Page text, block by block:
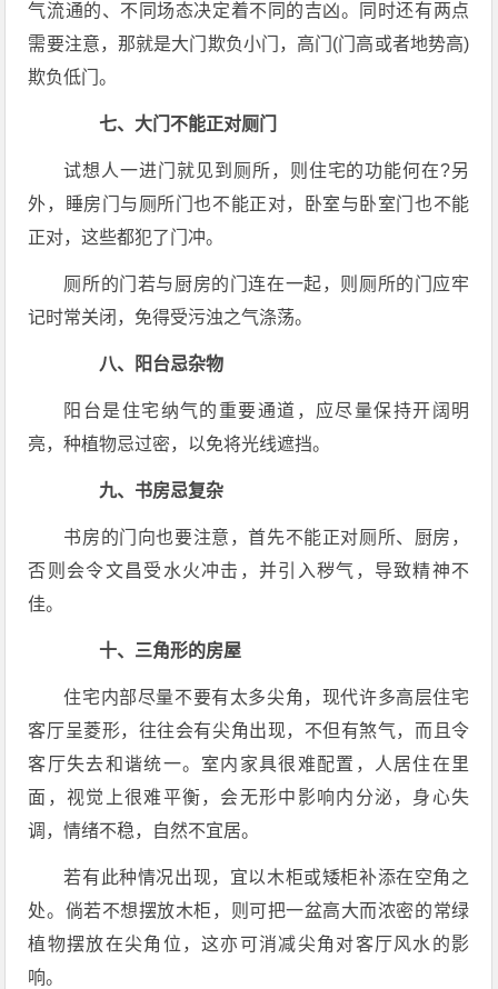
气流通的、不同场态决定着不同的吉凶。同时还有两点
需要注意，那就是大门欺负小门，高门(门高或者地势高)
欺负低门。
七、大门不能正对厕门
试想人一进门就见到厕所，则住宅的功能何在?另
外，睡房门与厕所门也不能正对，卧室与卧室门也不能
正对，这些都犯了门冲。
厕所的门若与厨房的门连在一起，则厕所的门应牢
记时常关闭，免得受污浊之气涤荡。
八、阳台忌杂物
阳台是住宅纳气的重要通道，应尽量保持开阔明
亮，种植物忌过密，以免将光线遮挡。
九、书房忌复杂
书房的门向也要注意，首先不能正对厕所、厨房，
否则会令文昌受水火冲击，并引入秽气，导致精神不
佳。
十、三角形的房屋
住宅内部尽量不要有太多尖角，现代许多高层住宅
客厅呈菱形，往往会有尖角出现，不但有煞气，而且令
客厅失去和谐统一。室内家具很难配置，人居住在里
面，视觉上很难平衡，会无形中影响内分泌，身心失
调，情绪不稳，自然不宜居。
若有此种情况出现，宜以木柜或矮柜补添在空角之
处。倘若不想摆放木柜，则可把一盆高大而浓密的常绿
植物摆放在尖角位，这亦可消减尖角对客厅风水的影
响。